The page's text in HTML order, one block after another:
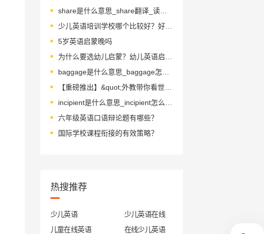
share是什么意思_share翻译_读音_用法_翻译
少儿英语培训学校哪个比较好？好在哪里？
5岁英语启蒙晚吗
【重磅推出】&quot;外教带你看世界&quot;随身版！带孩子玩遍世界六大洲，从这里出发！(抢鲜视频)
六年级英语口语辩论题有哪些？
国际学校课程衔接的有效策略？
热搜推荐
少儿英语
少儿英语在线
儿童在线英语
在线少儿英语